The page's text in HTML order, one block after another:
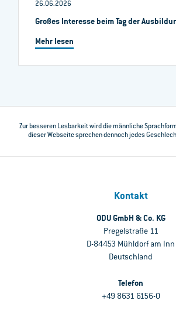
26.06.2026
Großes Interesse beim Tag der
Mehr lesen
Zur besseren Lesbarkeit wird die männliche
dieser Webseite sprechen dennoch jedes
Kontakt
ODU GmbH & Co. KG
Pregelstraße 11
D-84453 Mühldorf am Inn
Deutschland
Telefon
+49 8631 6156-0